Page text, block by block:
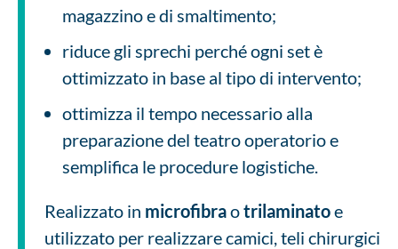
magazzino e di smaltimento;
riduce gli sprechi perché ogni set è
ottimizzato in base al tipo di intervento;
ottimizza il tempo necessario alla
preparazione del teatro operatorio e
semplifica le procedure logistiche.
Realizzato in microfibraotrilaminatoe
utilizzato per realizzare camici, teli chirurgici